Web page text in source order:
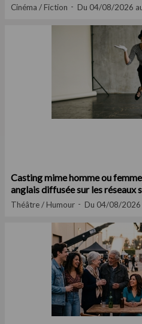
Cinéma / Fiction Du 04/08/2026
Casting mime homme ou
anglais diffusée sur les réseaux
Théâtre / Humour Du 04/08/